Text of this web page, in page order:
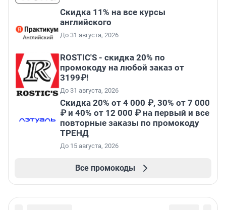
Скидка 11% на все курсы
английского
До 31 августа, 2026
ROSTIC'S - скидка 20% по
промокоду на любой заказ от
3199₽!
До 31 августа, 2026
Скидка 20% от 4 000 ₽, 30% от 7 000
₽ и 40% от 12 000 ₽ на первый и все
повторные заказы по промокоду
ТРЕНД
До 15 августа, 2026
Все промокоды